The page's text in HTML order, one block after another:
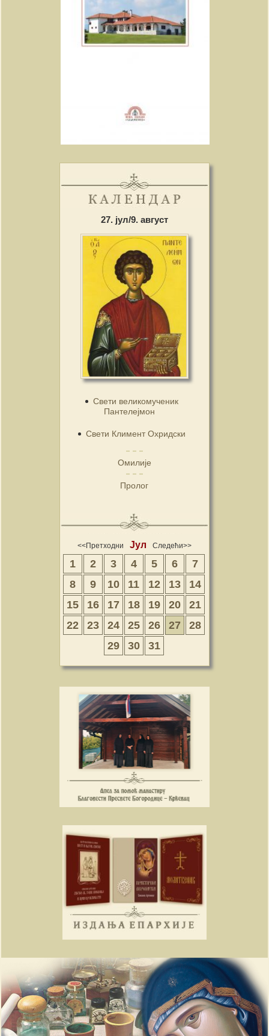
27. јул/9. август
Свети великомученик
Пантелејмон
Свети Климент Охридски
Омилије
Пролог
<<Претходни Јул Следећи>>
1 2 3 4 5 6
7
8
9 10 11 12 13
14
15
16 17 18 19 20
21
22
23 24 25 26 27
28
29
30 31